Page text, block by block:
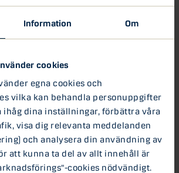
Information Om
cookies
egna cookies och
vilka kan behandla personuppgifter
ihåg dina inställningar, förbättra våra
visa dig relevanta meddelanden
och analysera din användning av
att kunna ta del av allt innehåll är
cookies nödvändigt.
är det inte ovanligt att dagligen lösa
och oftast är inte den ena
företagspolitik, det är nog ingen
det! Då kan jag rekommendera dig
det är inte sällan du får fullt
och du kommer kunna sköta ditt